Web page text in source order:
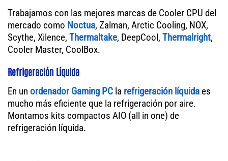
Trabajamos con las mejores marcas de Cooler CPU del
mercado como Noctua, Zalman, Arctic Cooling, NOX,
Scythe, Xilence, Thermaltake, DeepCool, Thermalright,
Cooler Master, CoolBox.
Refrigeración Líquida
En un ordenador Gaming PC la refrigeración líquida es
mucho más eficiente que la refrigeración por aire.
Montamos kits compactos AIO (all in one) de
refrigeración líquida.